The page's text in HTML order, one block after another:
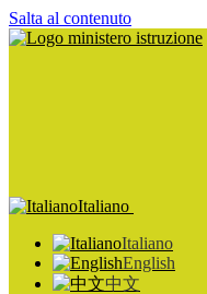
Salta al contenuto
Italiano
Italiano
English
中文